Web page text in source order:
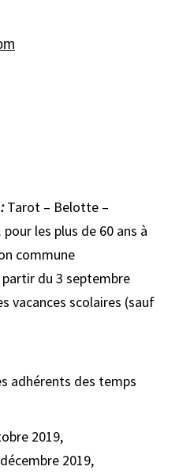
Tarot – Belotte –
les plus de 60 ans à
commune
partir du 3 septembre
vacances scolaires (sauf
adhérents des temps
2019,
2019,